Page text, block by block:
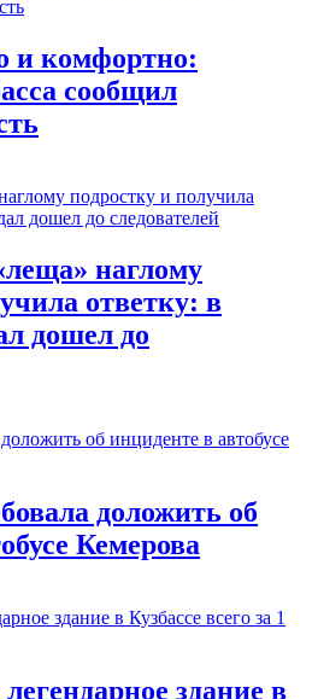
и комфортно:
сообщил
наглому
ответку: в
дошел до
доложить об
Кемерова
здание в